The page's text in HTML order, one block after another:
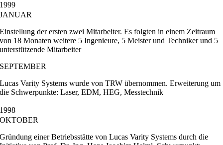
1999
JANUAR
Einstellung der ersten zwei Mitarbeiter. Es folgten in einem Zeitraum
von 18 Monaten weitere 5 Ingenieure, 5 Meister und Techniker und 5
unterstützende Mitarbeiter
SEPTEMBER
Lucas Varity Systems wurde von TRW übernommen. Erweiterung um
die Schwerpunkte: Laser, EDM, HEG, Messtechnik
1998
OKTOBER
Gründung einer Betriebsstätte von Lucas Varity Systems durch die